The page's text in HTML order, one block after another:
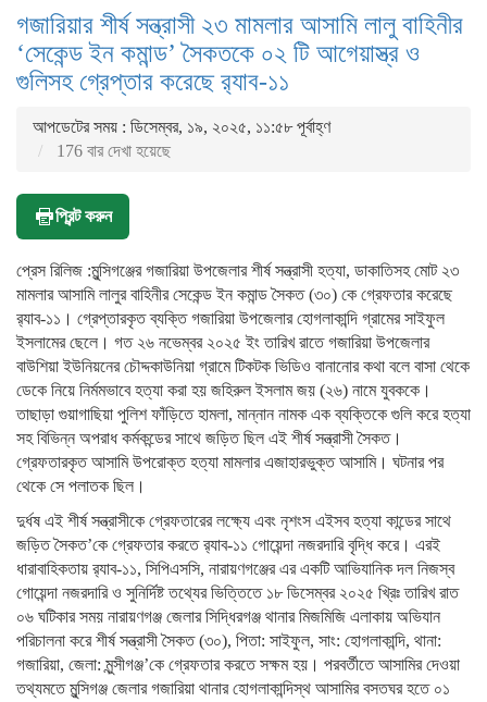
গজারিয়ার শীর্ষ সন্ত্রাসী ২৩ মামলার আসামি লালু বাহিনীর
‘সেকেন্ড ইন কমান্ড’ সৈকতকে ০২ টি আগেয়াস্ত্র ও
গুলিসহ গ্রেপ্তার করেছে র‍্যাব-১১
আপডেটের সময় : ডিসেম্বর, ১৯, ২০২৫, ১১:৫৮ পূর্বাহ্ণ
176 বার দেখা হয়েছে
প্রিন্ট করুন
প্রেস রিলিজ :মুন্সিগঞ্জের গজারিয়া উপজেলার শীর্ষ সন্ত্রাসী হত্যা, ডাকাতিসহ মোট ২৩
মামলার আসামি লালুর বাহিনীর সেকেন্ড ইন কমান্ড সৈকত (৩০) কে গ্রেফতার করেছে
র‍্যাব-১১। গ্রেপ্তারকৃত ব্যক্তি গজারিয়া উপজেলার হোগলাকান্দি গ্রামের সাইফুল
ইসলামের ছেলে। গত ২৬ নভেম্বর ২০২৫ ইং তারিখ রাতে গজারিয়া উপজেলার
বাউশিয়া ইউনিয়নের চৌদ্দকাউনিয়া গ্রামে টিকটক ভিডিও বানানোর কথা বলে বাসা থেকে
ডেকে নিয়ে নির্মমভাবে হত্যা করা হয় জহিরুল ইসলাম জয় (২৬) নামে যুবককে।
তাছাড়া গুয়াগাছিয়া পুলিশ ফাঁড়িতে হামলা, মান্নান নামক এক ব্যক্তিকে গুলি করে হত্যা
সহ বিভিন্ন অপরাধ কর্মকন্ডের সাথে জড়িত ছিল এই শীর্ষ সন্ত্রাসী সৈকত।
গ্রেফতারকৃত আসামি উপরোক্ত হত্যা মামলার এজাহারভুক্ত আসামি। ঘটনার পর
থেকে সে পলাতক ছিল।
দুর্ধষ এই শীর্ষ সন্ত্রাসীকে গ্রেফতারের লক্ষ্যে এবং নৃশংস এইসব হত্যা কান্ডের সাথে
জড়িত সৈকত’কে গ্রেফতার করতে র‍্যাব-১১ গোয়েন্দা নজরদারি বৃদ্ধি করে। এরই
ধারাবাহিকতায় র‍্যাব-১১, সিপিএসসি, নারায়ণগঞ্জের এর একটি আভিযানিক দল নিজস্ব
গোয়েন্দা নজরদারি ও সুনির্দিষ্ট তথ্যের ভিত্তিতে ১৮ ডিসেম্বর ২০২৫ খ্রিঃ তারিখ রাত
০৬ ঘটিকার সময় নারায়ণগঞ্জ জেলার সিদ্ধিরগঞ্জ থানার মিজমিজি এলাকায় অভিযান
পরিচালনা করে শীর্ষ সন্ত্রাসী সৈকত (৩০), পিতা: সাইফুল, সাং: হোগলাকান্দি, থানা:
গজারিয়া, জেলা: মুন্সীগঞ্জ’কে গ্রেফতার করতে সক্ষম হয়। পরবর্তীতে আসামির দেওয়া
তথ্যমতে মুন্সিগঞ্জ জেলার গজারিয়া থানার হোগলাকান্দিস্থ আসামির বসতঘর হতে ০১